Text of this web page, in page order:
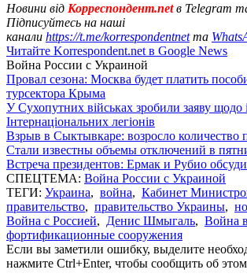
Новини від Корреспондент.netв Telegram
Підписуйтесь на наші
канали https://t.me/korrespondentnetта
Читайте Korrespondent.net в Google News
Война России с Украиной
Провал сезона: Москва будет платить
турсектора Крыма
У Сухопутних військах зробили заяву щодо
Інтернаціональних легіонів
Взрыв в Сыктывкаре: возросло количество
Стали известны объемы отключений в
Встреча президентов: Ермак и Рубио
СПЕЦТЕМА: Война России с Украиной
ТЕГИ: Украина, война, Кабинет
правительство, правительство Украины,
Война с Россией, Денис Шмыгаль, Война
фортификационные сооружения
Если вы заметили ошибку, выделите
нажмите Ctrl+Enter, чтобы сообщить об